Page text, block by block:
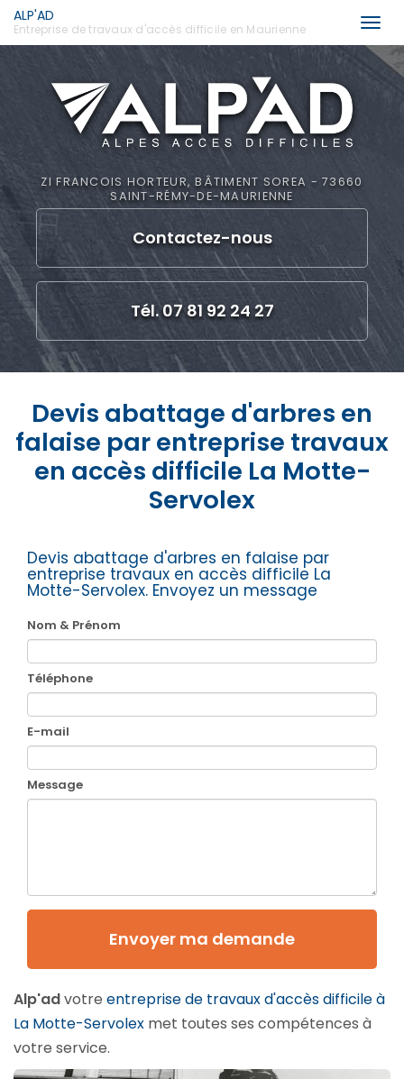
contenu
ALP'AD
Entreprise de travaux d'accès difficile en Maurienne
ZI FRANCOIS HORTEUR, BÂTIMENT SOREA - 73660
SAINT-RÉMY-DE-MAURIENNE
Contactez-nous
Tél. 07 81 92 24 27
Devis abattage d'arbres en
falaise par entreprise travaux
en accès difficile La Motte-
Servolex
Devis abattage d'arbres en falaise par
entreprise travaux en accès difficile La
Motte-Servolex. Envoyez un message
Nom & Prénom
Téléphone
E-mail
Message
Envoyer ma demande
Alp'advotre entreprise de travaux d'accès difficile à
La Motte-Servolex met toutes ses compétences à
votre service.